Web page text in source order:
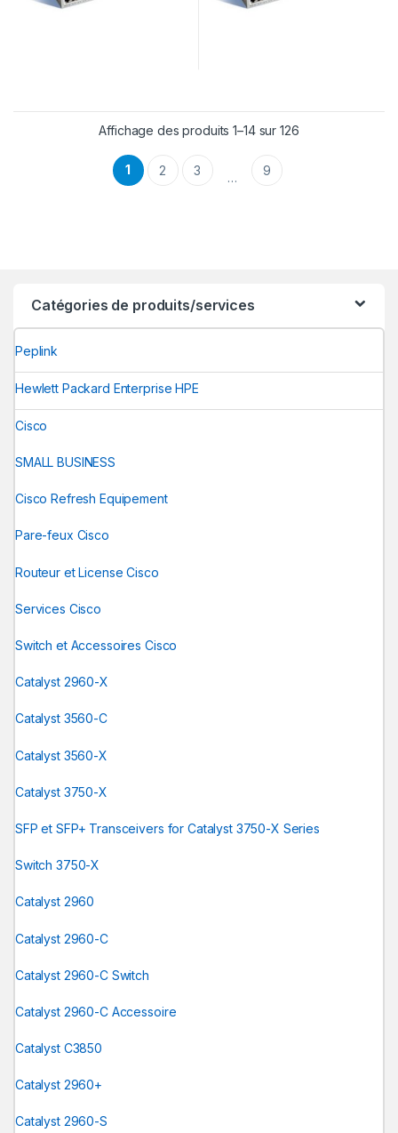
Affichage des produits 1–14 sur 126Trié du plus
1 2 3 … 9
Catégories de produits/services
Peplink
Hewlett Packard Enterprise HPE
Cisco
SMALL BUSINESS
Cisco Refresh Equipement
Pare-feux Cisco
Routeur et License Cisco
Services Cisco
Switch et Accessoires Cisco
Catalyst 2960-X
Catalyst 3560-C
Catalyst 3560-X
Catalyst 3750-X
SFP et SFP+ Transceivers for Catalyst 3750-X Series
Switch 3750-X
Catalyst 2960
Catalyst 2960-C
Catalyst 2960-C Switch
Catalyst 2960-C Accessoire
Catalyst C3850
Catalyst 2960+
Catalyst 2960-S